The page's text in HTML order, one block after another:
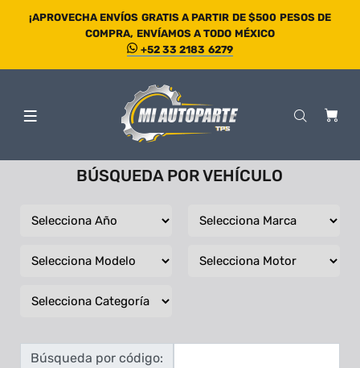
¡APROVECHA ENVÍOS GRATIS A PARTIR DE $500 PESOS DE
COMPRA, ENVÍAMOS A TODO MÉXICO
+52 33 2183 6279
BÚSQUEDA POR VEHÍCULO
Búsqueda por código: